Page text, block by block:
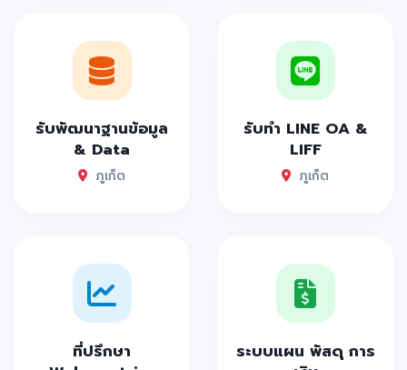
รับพัฒนาฐานข้อมูล
& Data
ภูเก็ต
รับทำ LINE OA &
LIFF
ภูเก็ต
ที่ปรึกษา
ระบบแผน พัสดุ การ